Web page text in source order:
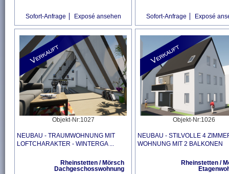
Sofort-Anfrage Exposé ansehen Sofort-Anfrage Exposé
NEUBAU - TRAUMWOHNUNG MIT
LOFTCHARAKTER - WINTERGA ...
Objekt-Nr:1027
Rheinstetten / Mörsch
Dachgeschosswohnung
NEUBAU - STILVOLLE 4
WOHNUNG MIT 2 BALKONEN
Objekt-Nr:1026
Rheinstetten /